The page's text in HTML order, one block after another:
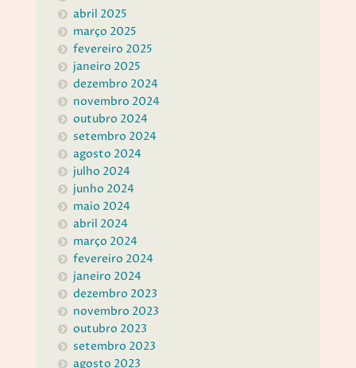
abril 2025
março 2025
fevereiro 2025
janeiro 2025
dezembro 2024
novembro 2024
outubro 2024
setembro 2024
agosto 2024
julho 2024
junho 2024
maio 2024
abril 2024
março 2024
fevereiro 2024
janeiro 2024
dezembro 2023
novembro 2023
outubro 2023
setembro 2023
agosto 2023